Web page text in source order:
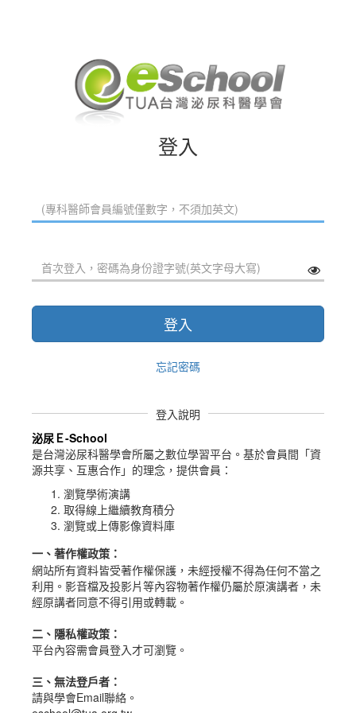
登入
登入
忘記密碼
登入說明
泌尿Ｅ-School
是台灣泌尿科醫學會所屬之數位學習平台。 基於會員間「資
源共享、互惠合作」的理念，提供會員：
瀏覽學術演講
取得線上繼續教育積分
瀏覽或上傳影像資料庫
一、 著作權政策 ：
網站所有資料皆受著作權保護，未經授權不得為任何不當之
利用。影音檔及投影片等內容物著作權仍屬於原演講者，未
經原講者同意不得引用或轉載。
二、隱私權政策：
平台內容需會員登入才可瀏覽。
三、無法登戶者：
請與學會Email聯絡。